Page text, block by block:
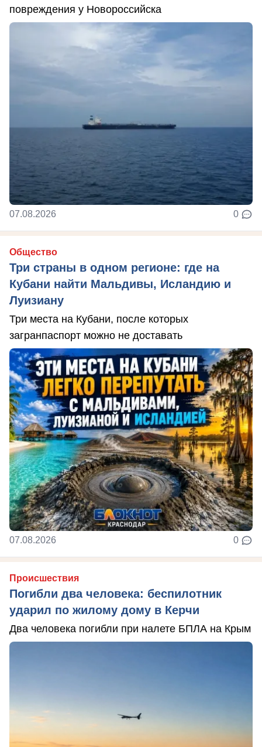
повреждения у Новороссийска
07.08.2026 0
Общество
Три страны в одном регионе: где на
Кубани найти Мальдивы, Исландию и
Луизиану
Три места на Кубани, после которых
загранпаспорт можно не доставать
07.08.2026 0
Происшествия
Погибли два человека: беспилотник
ударил по жилому дому в Керчи
Два человека погибли при налете БПЛА на Крым